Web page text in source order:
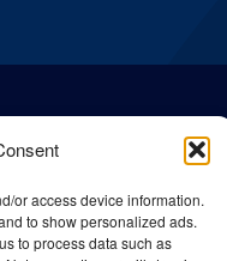
or access device information.
to show personalized ads.
to process data such as